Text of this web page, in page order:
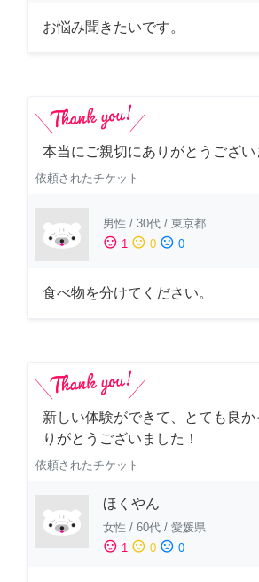
お悩み聞きたいです。
本当にご親切にありがとうござい
依頼されたチケット
男性 / 30代 / 東京都
sentiment_satisfied 1 sentiment_neutral 0 sentiment_dissatisfied 0
食べ物を分けてください。
新しい体験ができて、とても良
りがとうございました！
依頼されたチケット
ほくやん
女性 / 60代 / 愛媛県
sentiment_satisfied 1 sentiment_neutral 0 sentiment_dissatisfied 0